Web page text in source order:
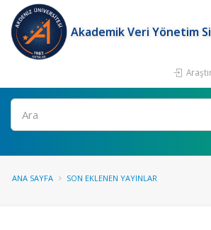
Akademik Veri Yönetim
Ara
ANA SAYFA SON EKLENEN YAYINLAR